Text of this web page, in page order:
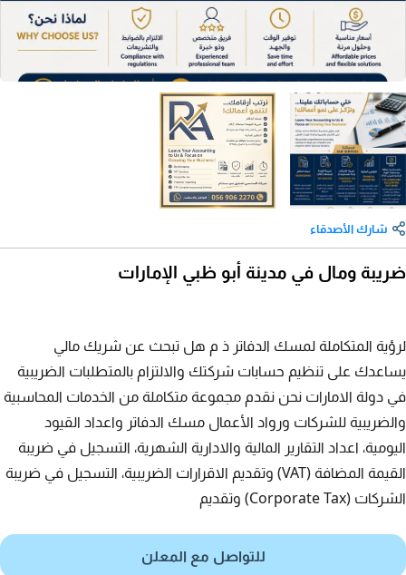
شارك الأصدقاء
ضريبة ومال في مدينة أبو ظبي الإمارات
لرؤية المتكاملة لمسك الدفاتر ذ م هل تبحث عن شريك مالي
يساعدك على تنظيم حسابات شركتك والالتزام بالمتطلبات الضريبية
في دولة الامارات نحن نقدم مجموعة متكاملة من الخدمات المحاسبية
والضريبية للشركات ورواد الأعمال مسك الدفاتر واعداد القيود
اليومية، اعداد التقارير المالية والادارية الشهرية، التسجيل في ضريبة
القيمة المضافة (VAT) وتقديم الاقرارات الضريبية، التسجيل في ضريبة
الشركات (Corporate Tax) وتقديم
للتواصل مع المعلن